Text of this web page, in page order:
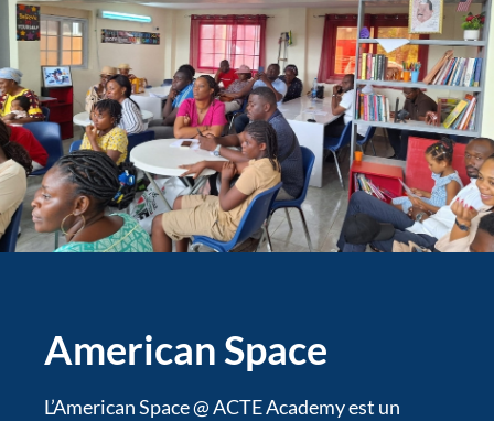
American Space
L’American Space @ ACTE Academy est un